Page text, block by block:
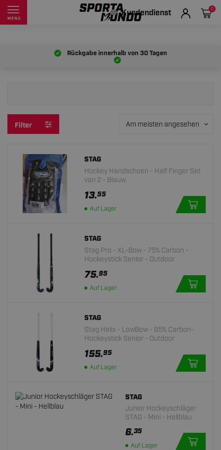
MENU Kundendienst 0
Rückgabe innerhalb von 30 Tagen
Filter Am meisten angesehen
STAG
Hockey Handschoen - Half Finger Set
van 2 - Blauw
13.55
Auf Lager
STAG
Stag Pro - XL-Bow - 75% Carbon -
Hockeystick Senior - Outdoor
75.95
Auf Lager
STAG
Stag Helix - LowBow - 95% Carbon-
Hockeystick Senior - Outdoor
155.95
Auf Lager
STAG
Junior Hockeyschläger
STAG - Mini - Hellblau
6.35
Auf Lager